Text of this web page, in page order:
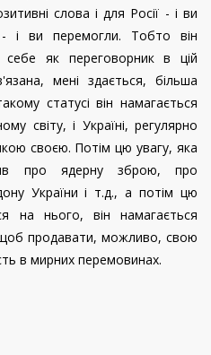
слова і для Росії - і ви
і ви перемогли. Тобто він
себе як переговорник в цій
мені здається, більша
статусі він намагається
світу, і Україні, регулярно
своєю. Потім цю увагу, яка
про ядерну зброю, про
України і т.д., а потім цю
на нього, він намагається
продавати, можливо, свою
в мирних перемовинах.